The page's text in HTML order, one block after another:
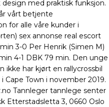
med praktisk funksjon.
vårt betjente
for alle våre kunder i
sex annonse real escort
3-0 Per Henrik (Simen M)
4-1 DBK 79 min. Den unge
ikke har kjørt en rallycrossbil
Cape Town i november 2019.
Tannleger tannlege senter
Etterstadsletta 3, 0660 Oslo